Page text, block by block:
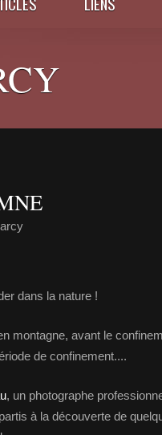
dans la nature !
montagne, avant le
de confinement....
, un photographe
à la découverte de